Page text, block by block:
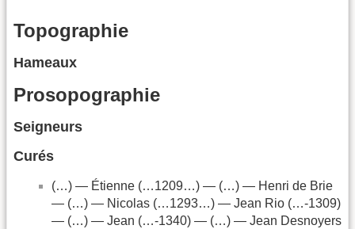
Topographie
Hameaux
Prosopographie
Seigneurs
Curés
(…) — Étienne (…1209…) — (…) — Henri de Brie
— (…) — Nicolas (…1293…) — Jean Rio (…-1309)
— (…) — Jean (…-1340) — (…) — Jean Desnoyers